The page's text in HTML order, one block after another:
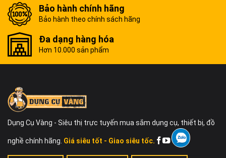
Bảo hành chính hãng
Bảo hành theo chính sách hãng
Đa dạng hàng hóa
Hơn 10.000 sản phẩm
Dụng Cụ Vàng - Siêu thị trực tuyến mua sắm dụng cụ, thiết bị, đồ
nghề chính hãng. Giá siêu tốt - Giao siêu tốc.